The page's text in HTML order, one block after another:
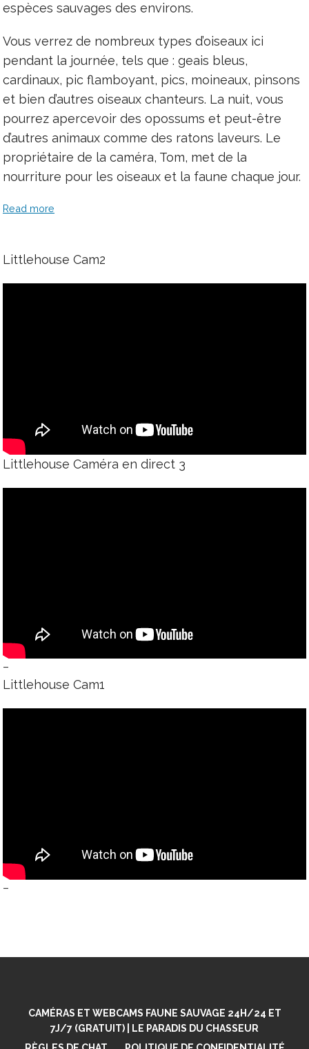
espèces sauvages des environs.
Vous verrez de nombreux types d’oiseaux ici
pendant la journée, tels que : geais bleus,
cardinaux, pic flamboyant, pics, moineaux, pinsons
et bien d’autres oiseaux chanteurs. La nuit, vous
pourrez apercevoir des opossums et peut-être
d’autres animaux comme des ratons laveurs. Le
propriétaire de la caméra, Tom, met de la
nourriture pour les oiseaux et la faune chaque jour.
Read more
Littlehouse Cam2
Littlehouse Caméra en direct 3
–
Littlehouse Cam1
–
CAMÉRAS ET WEBCAMS FAUNE SAUVAGE 24H/24 ET
7J/7 (GRATUIT) | LE PARADIS DU CHASSEUR